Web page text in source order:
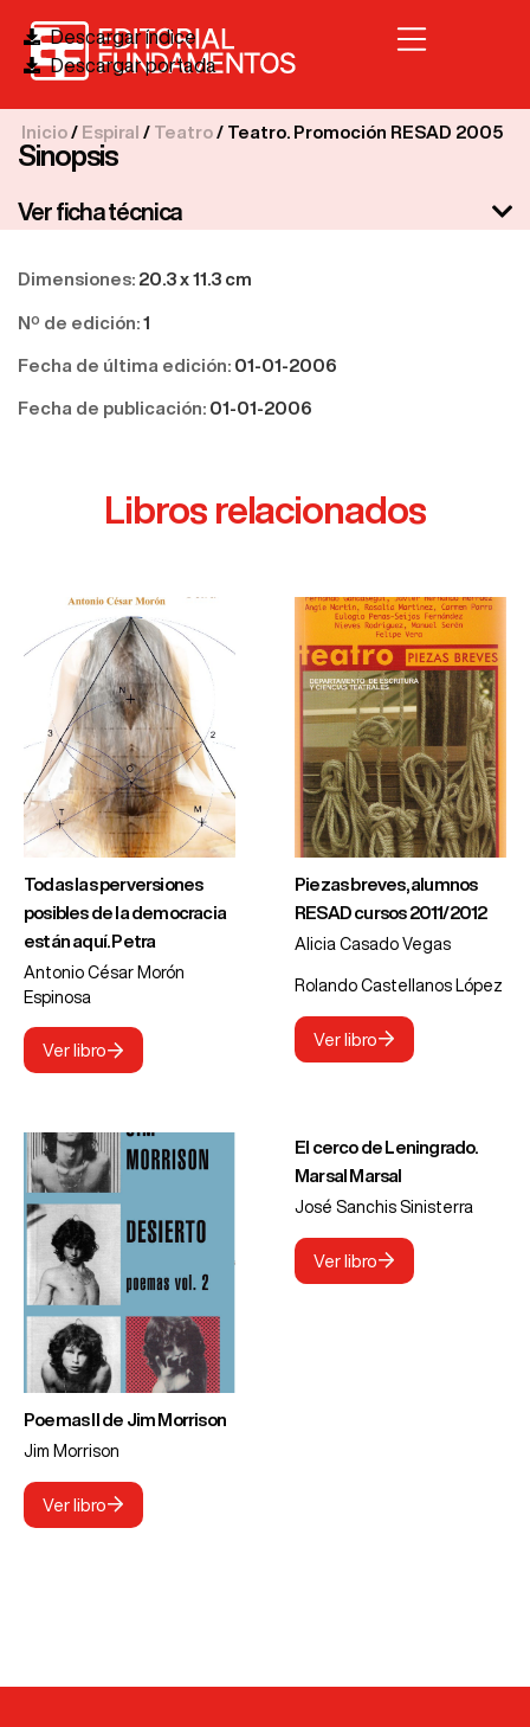
Inicio / Espiral / Teatro / Teatro. Promoción RESAD 2005
Descargar índice
Descargar portada
Sinopsis
Ver ficha técnica
Dimensiones: 20.3 x 11.3 cm
Nº de edición: 1
Fecha de última edición: 01-01-2006
Fecha de publicación: 01-01-2006
Libros relacionados
Todas las perversiones
posibles de la democracia
están aquí. Petra
Antonio César Morón
Espinosa
Ver libro
Piezas breves, alumnos
RESAD cursos 2011/2012
Alicia Casado Vegas
Rolando Castellanos López
Ver libro
Poemas II de Jim Morrison
Jim Morrison
Ver libro
El cerco de Leningrado.
Marsal Marsal
José Sanchis Sinisterra
Ver libro